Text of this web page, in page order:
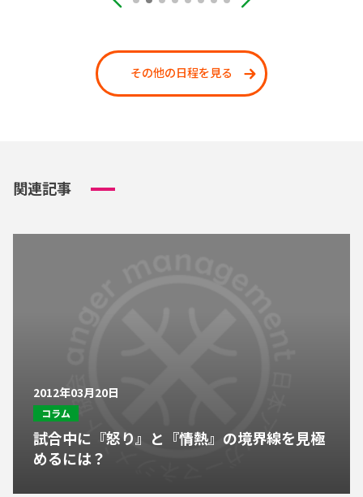
その他の日程を見る
関連記事
2012年03月20日
コラム
試合中に『怒り』と『情熱』の境界線を見極
めるには？